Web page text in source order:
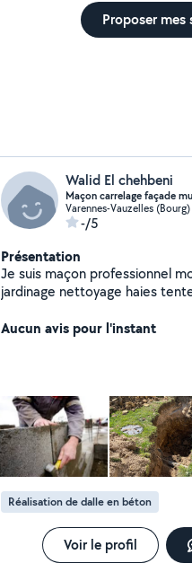
Proposer mes
Walid El chehbeni
Maçon carrelage façade
Varennes-Vauzelles (Bourg)
-/5
Présentation
Je suis maçon professionnel
jardinage nettoyage haies
Aucun avis pour l'instant
Réalisation de dalle en béton
Voir le profil